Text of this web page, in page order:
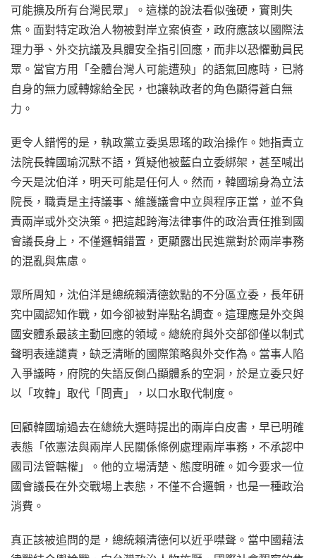
可能擴及所有台灣民眾」。這樣的說法看似強硬，實則失
焦。面對特定政治人物被對岸立案偵查，政府應該以國際法
理力爭、外交抗議及具體安全指引回應，而非以恐懼動員民
眾。當官方用「全體台灣人可能遭殃」的語氣回應時，已將
自身的無力感轉嫁給全民，也讓執政者的角色顯得蒼白無
力。
更令人錯愕的是，執政黨立委吳思瑤的政治操作。她指責立
法院長韓國瑜沉默不語，質疑他被藍白立委綁架，甚至喊出
今天是沈伯洋，明天可能是任何人。然而，韓國瑜身為立法
院長，職責是主持議事、維護議會中立與程序正當，並不負
責兩岸或外交決策。把這起跨海法律事件的政治責任推到國
會議長身上，不僅邏輯錯置，更顯露出民進黨對於兩岸事務
的混亂與焦慮。
眾所周知，沈伯洋是總統賴清德欽點的不分區立委，長年研
究中國認知作戰，如今卻被對岸點名調查。這理應是外交與
國安體系最該主動回應的領域。總統府與外交部卻僅以制式
聲明表達譴責，缺乏清晰的國際策略與外交作為。當事人陷
入爭議時，府院的失語反倒凸顯體系的空洞，於是立委只好
以「攻韓」取代「問責」，以口水取代制度。
回顧韓國瑜過去在總統大選時提出的兩岸白皮書，早已明確
表態「依憲法與兩岸人民關係條例處理兩岸事務，不承認中
國司法管轄權」。他的立場清楚、態度明確。如今要求一位
國會議長在外交戰場上表態，不僅不合邏輯，也是一種政治
消費。
真正該被追問的是，總統賴清德何以近乎噤聲。當中國藉法